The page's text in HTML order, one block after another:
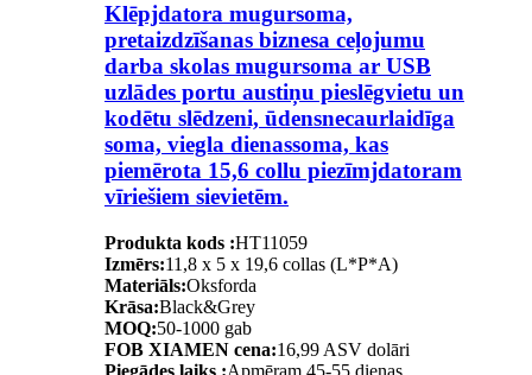
Klēpjdatora mugursoma,
pretaizdzīšanas biznesa ceļojumu
darba skolas mugursoma ar USB
uzlādes portu austiņu pieslēgvietu un
kodētu slēdzeni, ūdensnecaurlaidīga
soma, viegla dienassoma, kas
piemērota 15,6 collu piezīmjdatoram
vīriešiem sievietēm.
Produkta kods :HT11059
Izmērs:11,8 x 5 x 19,6 collas (L*P*A)
Materiāls:Oksforda
Krāsa:Black&Grey
MOQ:50-1000 gab
FOB XIAMEN cena:16,99 ASV dolāri
Piegādes laiks :Apmēram 45-55 dienas